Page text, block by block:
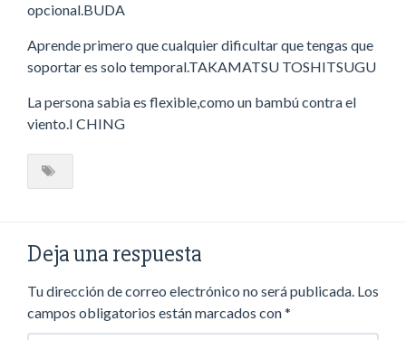
opcional.BUDA
Aprende primero que cualquier dificultar que tengas que
soportar es solo temporal.TAKAMATSU TOSHITSUGU
La persona sabia es flexible,como un bambú contra el
viento.I CHING
Deja una respuesta
Tu dirección de correo electrónico no será publicada. Los
campos obligatorios están marcados con*